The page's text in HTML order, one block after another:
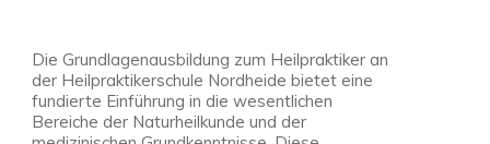
Die Grundlagenausbildung zum Heilpraktiker an
der Heilpraktikerschule Nordheide bietet eine
fundierte Einführung in die wesentlichen
Bereiche der Naturheilkunde und der